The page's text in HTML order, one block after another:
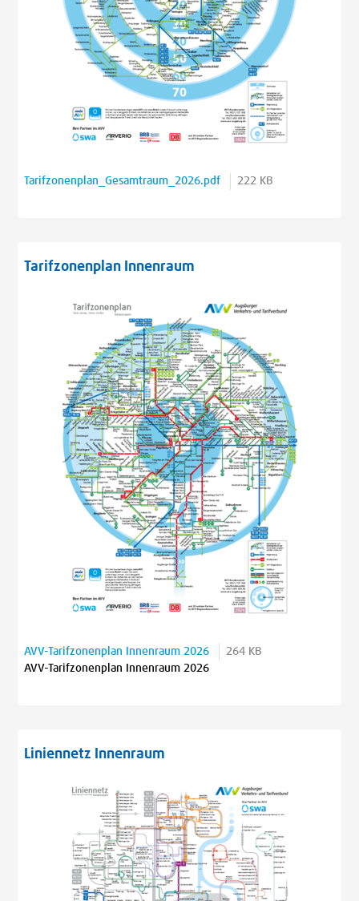
Tarifzonenplan_Gesamtraum_2026.pdf 222 KB
Tarifzonenplan Innenraum
AVV-Tarifzonenplan Innenraum 2026
264 KB
AVV-Tarifzonenplan Innenraum 2026
Liniennetz Innenraum